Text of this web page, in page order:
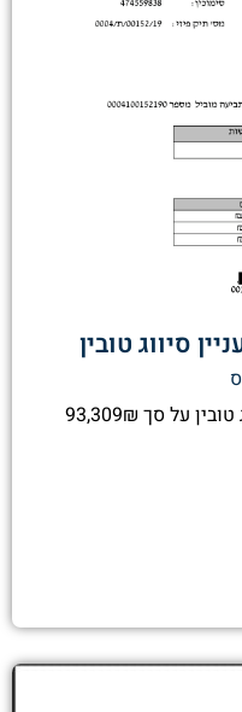
סיווג טובין
על סך 93,309₪